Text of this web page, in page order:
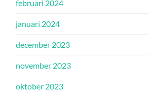
februari 2024
januari 2024
december 2023
november 2023
oktober 2023